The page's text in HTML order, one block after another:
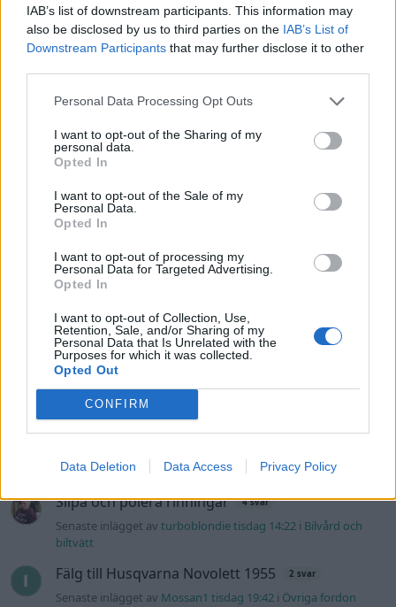
IAB’s list of downstream participants. This information may
also be disclosed by us to third parties on the IAB’s List of
Downstream Participants that may further disclose it to other
Personal Data Processing Opt Outs
I want to opt-out of the Sharing of my
personal data.
Opted In
I want to opt-out of the Sale of my
Personal Data.
Opted In
I want to opt-out of processing my
Personal Data for Targeted Advertising.
Opted In
I want to opt-out of Collection, Use,
Retention, Sale, and/or Sharing of my
Personal Data that Is Unrelated with the
Purposes for which it was collected.
Opted Out
CONFIRM
Data Deletion Data Access Privacy Policy
Senaste inlägget av Xebers76 för 13 timmar sedani Projekt
Manta b som ska räddas (kaross eller
delar sökes)
120 svar
Senaste inlägget avTyfors för 16 timmar sedaniProjekt
Camaro som bruksbil?!
Senaste inlägget av Ev_volvo142 Igår 09:02 Projekt
Volvo 740 GLT Långtids Projekt
Senaste inlägget av RubenRutegard tisdag 19:47
Volvo 142 Elkonvertering Elbil
Volkswagen split bus t1 1962 2558 svar
GT86 Luftbygge med mera 80 svar
Senaste inlägget avRikard_Persson måndag 09:55
Nyaste forumtrådarna
Man man ha mindre ström till
Motorvärmare?
hybridbilar
Slipa och polera rinningar 4 svar
Senaste inlägget avturboblondie tisdag 14:22 i Bilvård och
biltvätt
Fälg till Husqvarna Novolett 1955 2 svar
Senaste inlägget av Mossan1 tisdag 19:42 i Övriga fordon